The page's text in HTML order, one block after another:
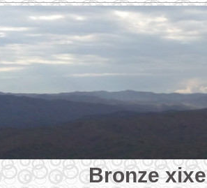
Bronze